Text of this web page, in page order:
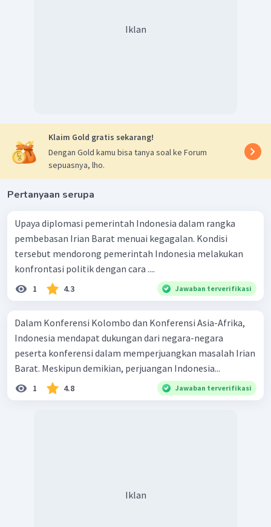
Iklan
Klaim Gold gratis sekarang!
Dengan Gold kamu bisa tanya soal ke Forum
sepuasnya, lho.
Pertanyaan serupa
Upaya diplomasi pemerintah Indonesia dalam rangka
pembebasan Irian Barat menuai kegagalan. Kondisi
tersebut mendorong pemerintah Indonesia melakukan
konfrontasi politik dengan cara ....
1 4.3 Jawaban terverifikasi
Dalam Konferensi Kolombo dan Konferensi Asia-Afrika,
Indonesia mendapat dukungan dari negara-negara
peserta konferensi dalam memperjuangkan masalah Irian
Barat. Meskipun demikian, perjuangan Indonesia...
1 4.8 Jawaban terverifikasi
Iklan